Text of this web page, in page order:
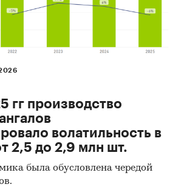
гг производство
волатильность в
2,5 до 2,9 млн шт.
была обусловлена чередой